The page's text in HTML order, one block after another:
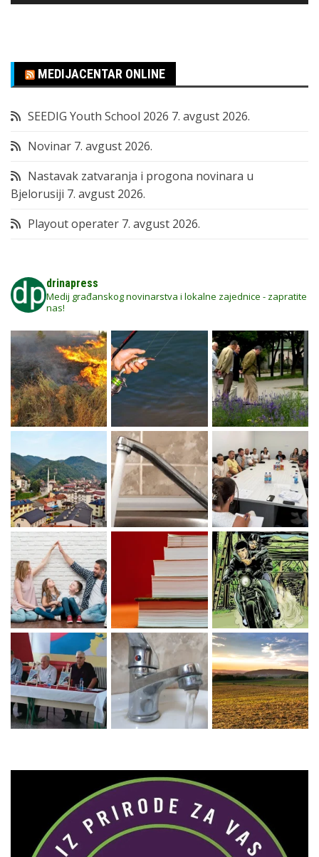
MEDIJACENTAR ONLINE
SEEDIG Youth School 2026 7. avgust 2026.
Novinar 7. avgust 2026.
Nastavak zatvaranja i progona novinara u
Bjelorusiji 7. avgust 2026.
Playout operater 7. avgust 2026.
drinapress
Medij građanskog novinarstva i lokalne zajednice - zapratite
nas!